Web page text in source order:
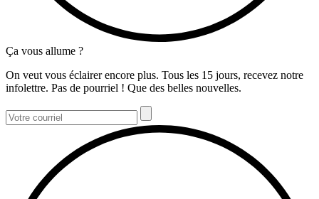
Ça vous allume ?
On veut vous éclairer encore plus. Tous les 15 jours, recevez notre
infolettre. Pas de pourriel ! Que des belles nouvelles.